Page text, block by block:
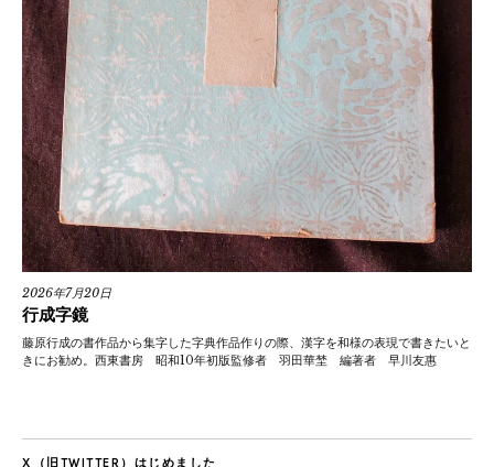
2026年7月20日
行成字鏡
藤原行成の書作品から集字した字典作品作りの際、漢字を和様の表現で書きたいと
きにお勧め。西東書房 昭和10年初版監修者 羽田華埜 編著者 早川友惠
X（旧TWITTER）はじめました